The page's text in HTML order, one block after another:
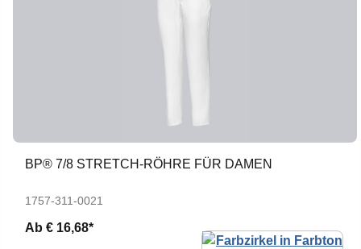
BP® 7/8 STRETCH-RÖHRE FÜR DAMEN
1757-311-0021
Ab € 16,68*